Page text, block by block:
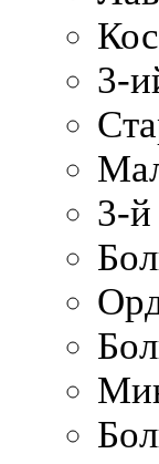
3-
3-й